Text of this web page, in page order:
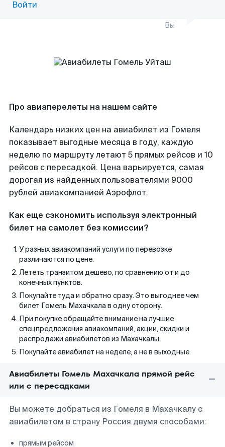
Войти
Вы
Про авиаперелеты на нашем сайте
Календарь низких цен на авиабилет из Гомеля
показывает выгодные месяца в году, каждую
неделю по маршруту летают 5 прямых рейсов и 10
рейсов с пересадкой. Цена варьируется, самая
дорогая из найденных пользователями 9000
рублей авиакомпанией Аэрофлот.
Как еще сэкономить используя электронный
билет на самолет без комиссии?
У разных авиакомпаний услуги по перевозке
различаются по цене.
Лететь транзитом дешево, по сравнению от и до
конечных пунктов.
Покупайте туда и обратно сразу. Это выгоднее чем
билет Гомель Махачкала в одну сторону.
При покупке обращайте внимание на лучшие
спецпредложения авиакомпаний, акции, скидки и
распродажи авиабилетов из Махачкалы.
Покупайте авиабилет на неделе, а не в выходные.
Авиабилеты Гомель Махачкала прямой рейс
или с пересадками
Вы можете добраться из Гомеля в Махачкалу с
авиабилетом в страну Россия двумя способами:
прямым рейсом